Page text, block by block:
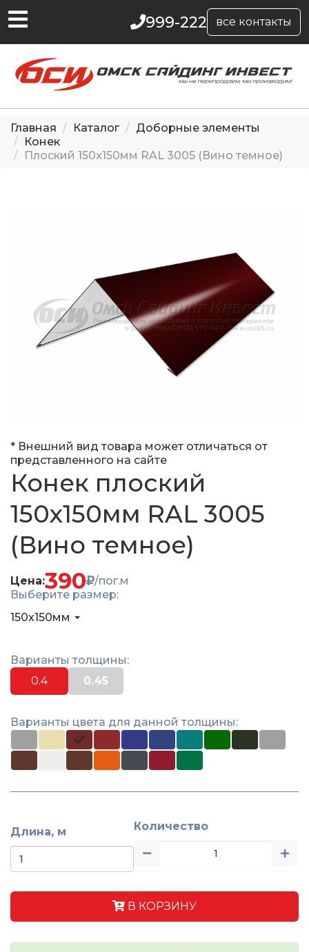
999-222 все контакты
Главная Каталог
Доборные элементы
Конек
Плоский 150x150мм RAL 3005 (Вино темное)
* Внешний вид товара может отличаться от
представленного на сайте
Конек плоский
150x150мм RAL 3005
(Вино темное)
Цена:390
/пог.м
Выберите размер:
150x150мм
Варианты толщины:
0.4
0.45
Варианты цвета для данной толщины:
Длина, м Количество
В КОРЗИНУ